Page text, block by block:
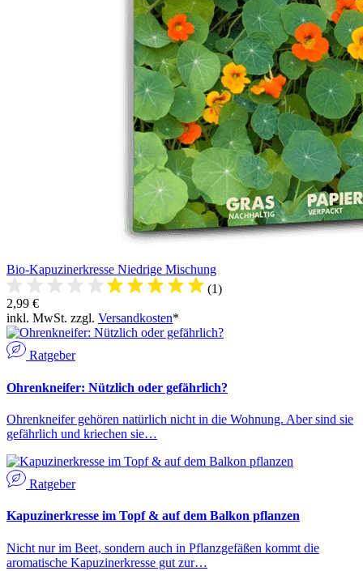
Bio-Kapuzinerkresse Niedrige Mischung
(1)
2,99 €
inkl. MwSt. zzgl. Versandkosten*
Ratgeber
Ohrenkneifer: Nützlich oder gefährlich?
Ohrenkneifer gehören natürlich nicht in die Wohnung. Aber sind sie
gefährlich und kriechen sie…
Ratgeber
Kapuzinerkresse im Topf & auf dem Balkon pflanzen
Nicht nur im Beet, sondern auch in Pflanzgefäßen kommt die
aromatische Kapuzinerkresse gut zur…